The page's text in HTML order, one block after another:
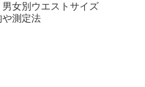
男女別ウエストサイズ
や測定法